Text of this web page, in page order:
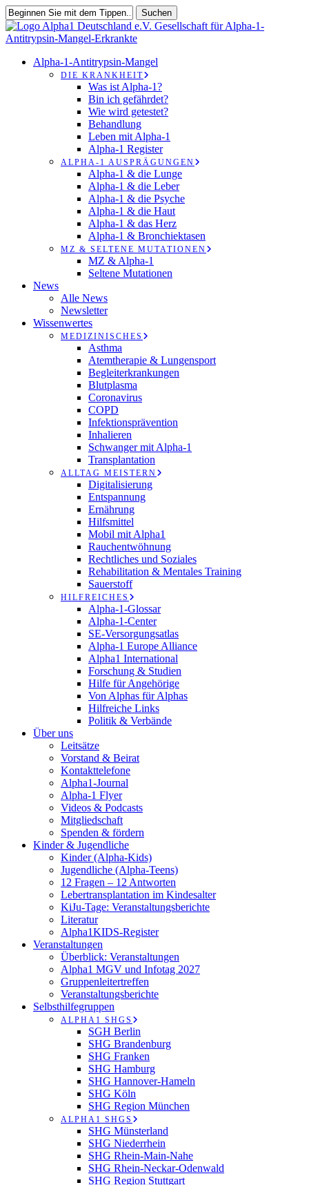
Zum
Hauptinhalt
springen
Suchen
Suche
schließen
suchen
SpeisekarteAlpha-1-Antitrypsin-Mangel
DIE KRANKHEIT
Was ist Alpha-1?
Bin ich gefährdet?
Wie wird getestet?
Behandlung
Leben mit Alpha-1
Alpha-1 Register
ALPHA-1 AUSPRÄGUNGEN
Alpha-1 & die Lunge
Alpha-1 & die Leber
Alpha-1 & die Psyche
Alpha-1 & die Haut
Alpha-1 & das Herz
Alpha-1 & Bronchiektasen
MZ & SELTENE MUTATIONEN
MZ & Alpha-1
Seltene Mutationen
News
Alle News
Newsletter
Wissenwertes
MEDIZINISCHES
Asthma
Atemtherapie & Lungensport
Begleiterkrankungen
Blutplasma
Coronavirus
COPD
Infektionsprävention
Inhalieren
Schwanger mit Alpha-1
Transplantation
ALLTAG MEISTERN
Digitalisierung
Entspannung
Ernährung
Hilfsmittel
Mobil mit Alpha1
Rauchentwöhnung
Rechtliches und Soziales
Rehabilitation & Mentales Training
Sauerstoff
HILFREICHES
Alpha-1-Glossar
Alpha-1-Center
SE-Versorgungsatlas
Alpha-1 Europe Alliance
Alpha1 International
Forschung & Studien
Hilfe für Angehörige
Von Alphas für Alphas
Hilfreiche Links
Politik & Verbände
Über uns
Leitsätze
Vorstand & Beirat
Kontakttelefone
Alpha1-Journal
Alpha-1 Flyer
Videos & Podcasts
Mitgliedschaft
Spenden & fördern
Kinder & Jugendliche
Kinder (Alpha-Kids)
Jugendliche (Alpha-Teens)
12 Fragen – 12 Antworten
Lebertransplantation im Kindesalter
KiJu-Tage: Veranstaltungsberichte
Literatur
Alpha1KIDS-Register
Veranstaltungen
Überblick: Veranstaltungen
Alpha1 MGV und Infotag 2027
Gruppenleitertreffen
Veranstaltungsberichte
Selbsthilfegruppen
ALPHA1 SHGS
SGH Berlin
SHG Brandenburg
SHG Franken
SHG Hamburg
SHG Hannover-Hameln
SHG Köln
SHG Region München
ALPHA1 SHGS
SHG Münsterland
SHG Niederrhein
SHG Rhein-Main-Nahe
SHG Rhein-Neckar-Odenwald
SHG Region Stuttgart